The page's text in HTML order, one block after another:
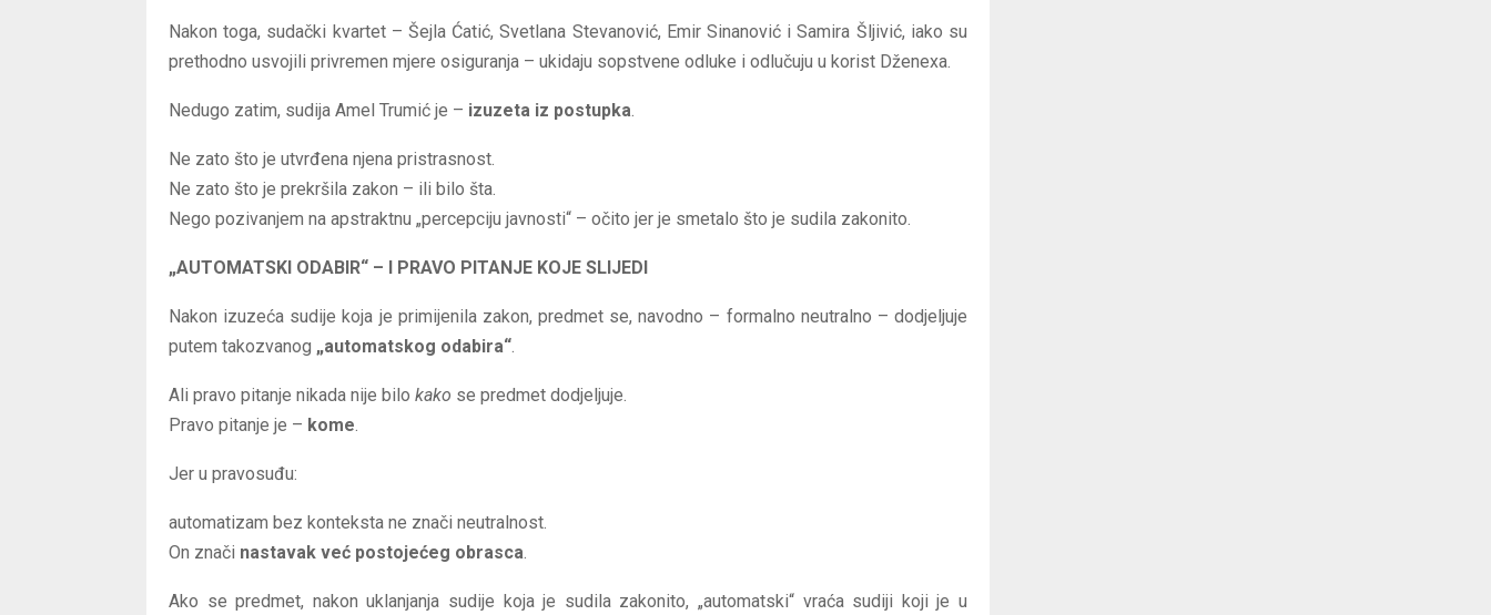
Nakon toga, sudački kvartet – Šejla Ćatić, Svetlana Stevanović, Emir Sinanović i Samira Šljivić, iako su
prethodno usvojili privremen mjere osiguranja – ukidaju sopstvene odluke i odlučuju u korist Dženexa.
Nedugo zatim, sudija Amel Trumić je – izuzeta iz postupka.
Ne zato što je utvrđena njena pristrasnost.
Ne zato što je prekršila zakon – ili bilo šta.
Nego pozivanjem na apstraktnu „percepciju javnosti“ – očito jer je smetalo što je sudila zakonito.
„AUTOMATSKI ODABIR“ – I PRAVO PITANJE KOJE SLIJEDI
Nakon izuzeća sudije koja je primijenila zakon, predmet se, navodno – formalno neutralno – dodjeljuje
putem takozvanog „automatskog odabira“.
Ali pravo pitanje nikada nije bilo kako se predmet dodjeljuje.
Pravo pitanje je – kome.
Jer u pravosuđu:
automatizam bez konteksta ne znači neutralnost.
On znači nastavak već postojećeg obrasca.
Ako se predmet, nakon uklanjanja sudije koja je sudila zakonito, „automatski“ vraća sudiji koji je u